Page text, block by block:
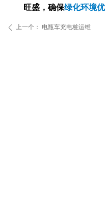
ꄴ 上一个： 电瓶车充电桩运维
旺盛，确保绿化环境